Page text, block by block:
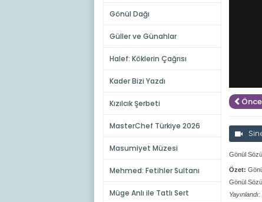
Gönül Dağı
Güller ve Günahlar
Halef: Köklerin Çağrısı
Kader Bizi Yazdı
Kızılcık Şerbeti
MasterChef Türkiye 2026
Masumiyet Müzesi
Mehmed: Fetihler Sultanı
Müge Anlı ile Tatlı Sert
Gönül
Özet:
Gönül